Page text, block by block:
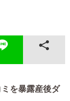
を暴露産後ダ